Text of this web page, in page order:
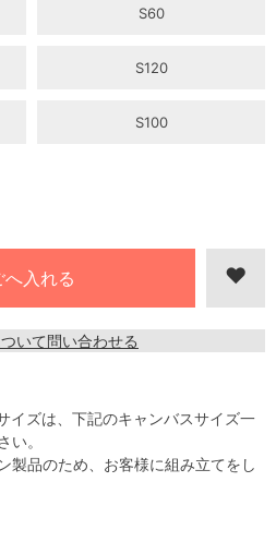
S60
S120
S100
いて問い合わせる
イズは、下記のキャンバスサイズ一
い。
製品のため、お客様に組み立てをし